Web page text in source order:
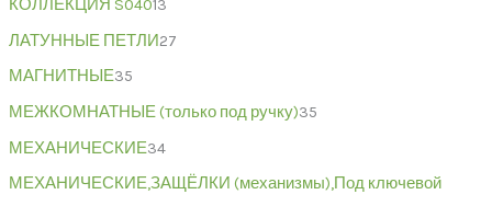
КОЛЛЕКЦИЯ S04013
ЛАТУННЫЕ ПЕТЛИ27
МАГНИТНЫЕ35
МЕЖКОМНАТНЫЕ (только под ручку)35
МЕХАНИЧЕСКИЕ34
МЕХАНИЧЕСКИЕ,ЗАЩЁЛКИ (механизмы),Под ключевой